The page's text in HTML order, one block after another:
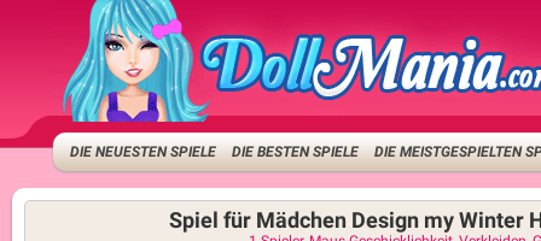
DIE NEUESTEN SPIELE DIE BESTEN SPIELE DIE MEISTGESPIELTEN
Spiel für Mädchen Design my Winter